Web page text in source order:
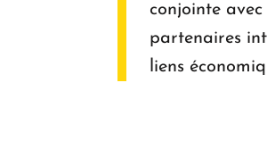
conjointe
partenaires
liens